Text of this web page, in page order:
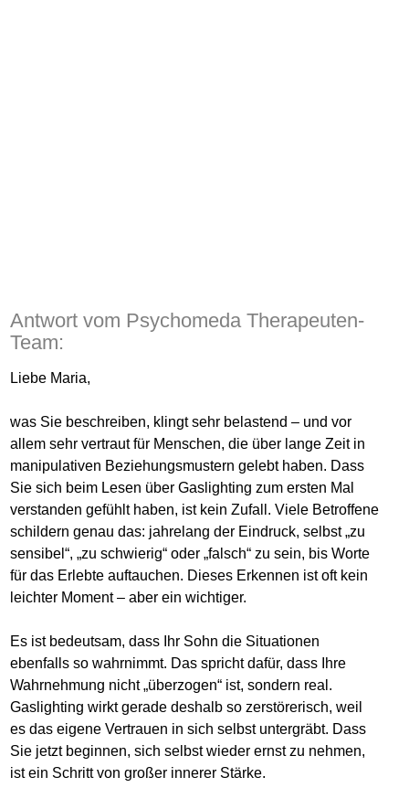
Antwort vom Psychomeda Therapeuten-
Team:
Liebe Maria,
was Sie beschreiben, klingt sehr belastend – und vor
allem sehr vertraut für Menschen, die über lange Zeit in
manipulativen Beziehungsmustern gelebt haben. Dass
Sie sich beim Lesen über Gaslighting zum ersten Mal
verstanden gefühlt haben, ist kein Zufall. Viele Betroffene
schildern genau das: jahrelang der Eindruck, selbst „zu
sensibel“, „zu schwierig“ oder „falsch“ zu sein, bis Worte
für das Erlebte auftauchen. Dieses Erkennen ist oft kein
leichter Moment – aber ein wichtiger.
Es ist bedeutsam, dass Ihr Sohn die Situationen
ebenfalls so wahrnimmt. Das spricht dafür, dass Ihre
Wahrnehmung nicht „überzogen“ ist, sondern real.
Gaslighting wirkt gerade deshalb so zerstörerisch, weil
es das eigene Vertrauen in sich selbst untergräbt. Dass
Sie jetzt beginnen, sich selbst wieder ernst zu nehmen,
ist ein Schritt von großer innerer Stärke.